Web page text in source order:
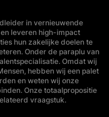
in vernieuwende
leveren high-impact
hun zakelijke doelen te
Onder de paraplu van
Omdat wij
hebben wij een palet
en weten wij onze
Onze totaalpropositie
vraagstuk.